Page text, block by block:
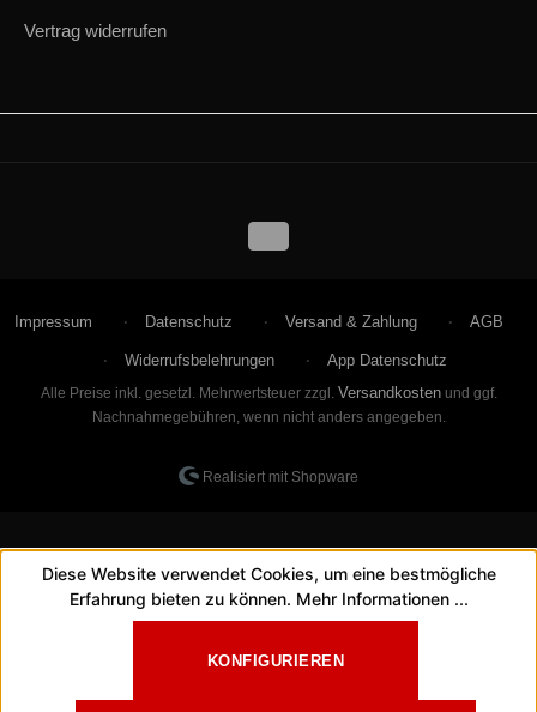
Vertrag widerrufen
Impressum Datenschutz Versand & Zahlung AGB
Widerrufsbelehrungen App Datenschutz
Alle Preise inkl. gesetzl. Mehrwertsteuer zzgl. Versandkostenund ggf.
Nachnahmegebühren, wenn nicht anders angegeben.
Realisiert mit Shopware
Diese Website verwendet Cookies, um eine bestmögliche
Erfahrung bieten zu können. Mehr Informationen ...
KONFIGURIEREN